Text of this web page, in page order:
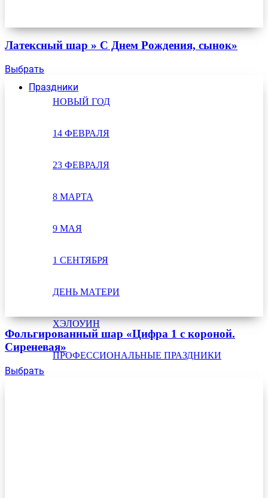
Праздники
НОВЫЙ ГОД
14 ФЕВРАЛЯ
23 ФЕВРАЛЯ
8 МАРТА
9 МАЯ
1 СЕНТЯБРЯ
ДЕНЬ МАТЕРИ
ХЭЛОУИН
ПРОФЕССИОНАЛЬНЫЕ ПРАЗДНИКИ
Латексный шар » С Днем Рождения, сынок»
Выбрать
Фольгированный шар «Цифра 1 с короной.
Сиреневая»
Выбрать